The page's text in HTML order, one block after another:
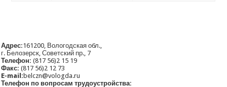
Адрес:161200, Вологодская обл.,
г. Белозерск, Советский пр., 7
Телефон: (817 56)2 15 19
Факс:(817 56)2 12 73
E-mail:belczn@vologda.ru
Телефон по вопросам трудоустройства: